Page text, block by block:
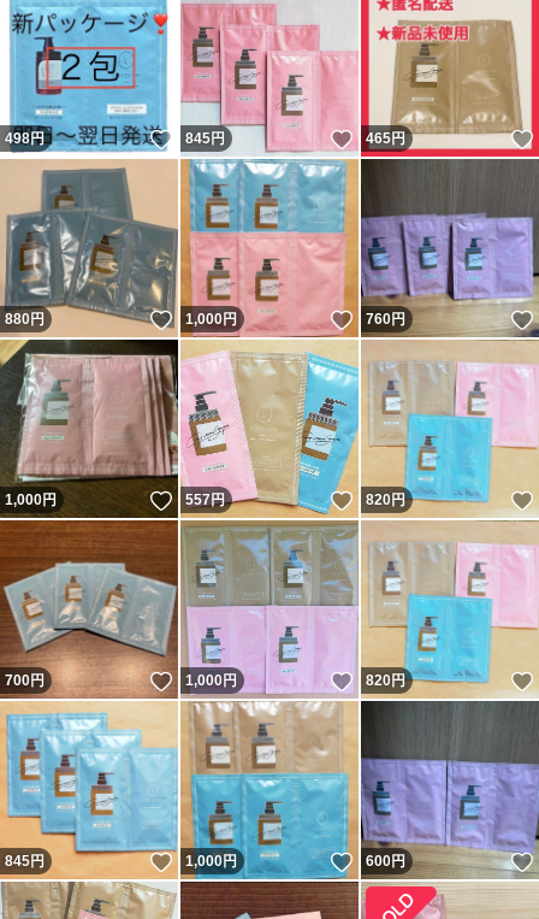
498円 いいね！
845円 いいね！
465円
880円 いいね！
1,000円 いいね！
760円
1,000円 いいね！
557 円 いいね！
820円
700円 いいね！
1,000円 いいね！
820円
845円 いいね！
1,000円 いいね！
600円